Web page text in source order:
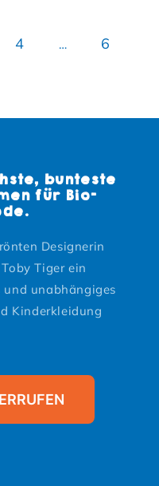
4 … 6
bunteste
für Bio-
Designerin
Tiger ein
unabhängiges
Kinderkleidung